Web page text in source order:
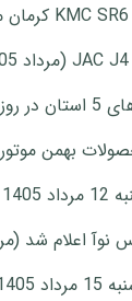
بهمن موتور
اعلام شد (مرداد